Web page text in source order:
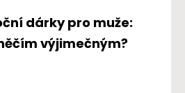
dárky pro muže:
výjimečným?